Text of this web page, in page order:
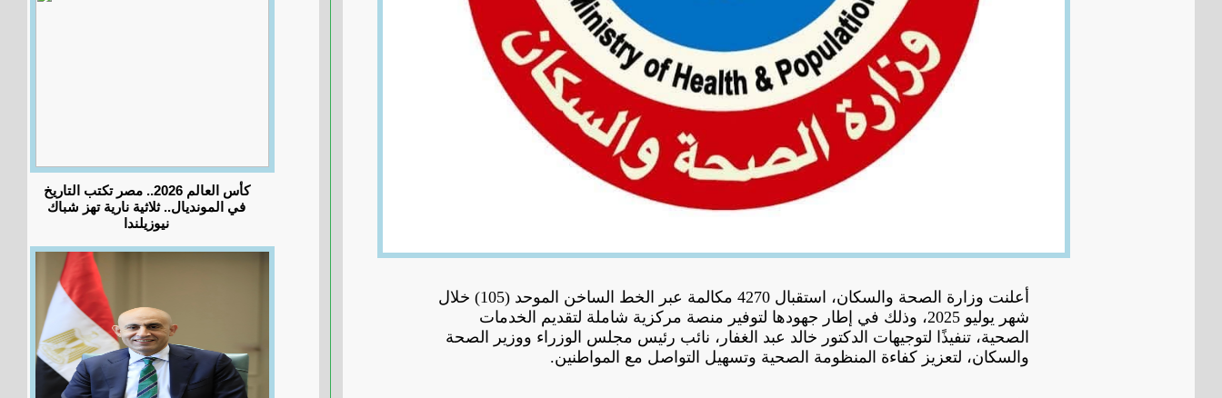
أعلنت وزارة الصحة والسكان، استقبال 4270 مكالمة عبر الخط الساخن الموحد (105) خلال
شهر يوليو 2025، وذلك في إطار جهودها لتوفير منصة مركزية شاملة لتقديم الخدمات
الصحية، تنفيذًا لتوجيهات الدكتور خالد عبد الغفار، نائب رئيس مجلس الوزراء ووزير الصحة
والسكان، لتعزيز كفاءة المنظومة الصحية وتسهيل التواصل مع المواطنين.
كأس العالم 2026.. مصر تكتب التاريخ
في المونديال.. ثلاثية نارية تهز شباك
نيوزيلندا